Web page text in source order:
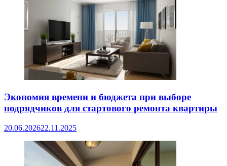
Экономия времени и бюджета при выборе
подрядчиков для стартового ремонта квартиры
20.06.202622.11.2025